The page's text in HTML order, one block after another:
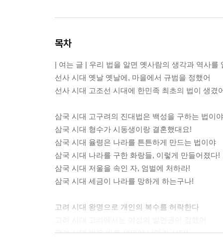
목차
| 여는 글 | 우리 법을 알면 옛사람의 생각과 역사를
선사 시대 옛날 옛날에, 마을에서 규범을 정했어
선사 시대 고조선 시대에 한민족 최초의 법이 생겼
삼국 시대 고구려의 진대법은 백성을 구하는 법이야
삼국 시대 형수가 시동생이랑 결혼했대요!
삼국 시대 율령은 나라를 튼튼하게 만드는 법이야
삼국 시대 나라를 구한 화랑들, 이렇게 만들어졌다!
삼국 시대 저울을 속인 자, 엄벌에 처하라!
삼국 시대 세금이 나라를 망하게 하는구나!
고려 시대 왕명으로 개인의 복수를 허락한다
고려 시대 법을 바로 세워야 나라가 산다!